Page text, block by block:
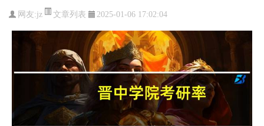
网友:jz 文章列表 2025-01-06 17:02:04